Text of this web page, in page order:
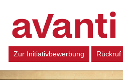
Zur Initiativbewerbung